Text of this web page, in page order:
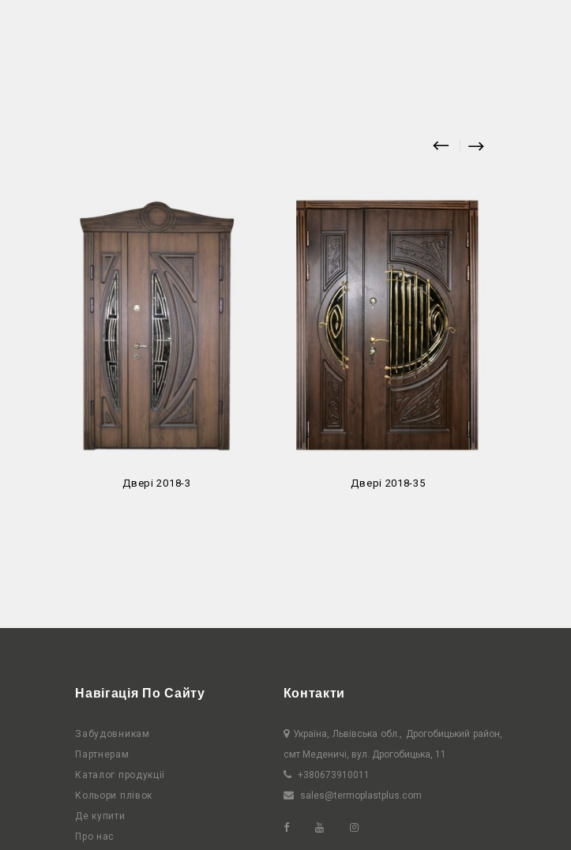
Двері 2018-3 Двері 2018-35
Навігація По Сайту
Забудовникам
Партнерам
Каталог продукції
Кольори плівок
Де купити
Про нас
Контакти
Україна, Львівська обл., Дрогобицький район,
смт Меденичі, вул. Дрогобицька, 11
+380673910011
sales@termoplastplus.com